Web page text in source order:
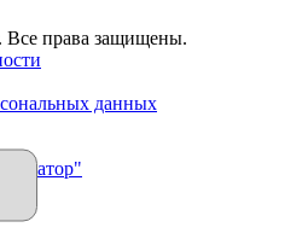
Все права защищены.
данных